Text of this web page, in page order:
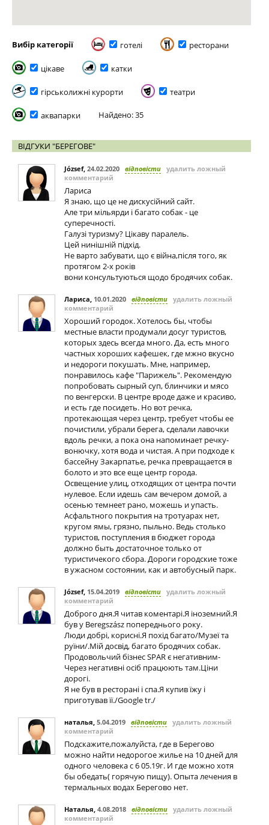
Вибір категорії готелі ресторани
цікаве катки
гірськолижні курорти театри
аквапарки Найдено: 35
ВІДГУКИ "БЕРЕГОВЕ"
József, 24.02.2020 відповісти удалить ложный
комментарий
Лариса
Я знаю, що це не дискусійний сайт.
Але три мільярди і багато собак - це
суперечності.
Галузі туризму? Цікаву паралель.
Цей нинішній підхід.
Не варто забувати, що є війна,після того, як
протягом 2-х років
вони консультуються щодо бродячих собак.
Лариса, 10.01.2020 відповісти удалить ложный
комментарий
Хороший городок. Хотелось бы, чтобы
местные власти продумали досуг туристов,
которых здесь всегда много. Да, есть много
частных хороших кафешек, где мжно вкусно
и недороги покушать. Мне, например,
понравилось кафе "Парижель". Рекомендую
попробовать сырный суп, блинчики и мясо
по венгерски. В центре вроде даже и красиво,
и есть где посидеть. Но вот речка,
протекающая через центр, требует чтобы ее
почистили, убрали берега, сделали лавочки
вдоль речки, а пока она напоминает речку-
вонючку, хотя вода и чистая. А при подходе к
бассейну Закарпатье, речка превращается в
болото и это все еще центр города.
Освещение улиц, отходящих от центра почти
нулевое. Если идешь сам вечером домой, а
осенью темнеет рано, можешь и упасть.
Асфальтного покрытия на тротуарах нет,
кругом ямы, грязно, пыльно. Ведь столько
туристов, поступления в бюджет города
должно быть достаточное только от
туристичекого сбора. Дороги городские тоже
в ужасном состоянии, как и автобусный парк.
József, 15.04.2019 відповісти удалить ложный
комментарий
Доброго дня.Я читав коментарі.Я іноземний.Я
був у Beregszász попереднього року.
Люди добрі, корисні.Я похід багато/Музеї та
руїни/.Мій досвід, багато бродячих собак.
Продовольчий бізнес SPAR є негативним-
Через негативні осіб працюють там.Ціни
дорогі.
Я не був в ресторані і спа.Я купив їжу і
приготував її./Google tr./
наталья, 5.04.2019 відповісти удалить ложный
комментарий
Подскажите,пожалуйста, где в Берегово
можно найти недорогое жилье на 10 дней для
одного человека с 6 05.19г. И где можно хотя
бы обедать( горячую пищу). Опыта лечения в
термальных водах Берегово нет.
Наталья, 4.08.2018 відповісти удалить ложный
комментарий